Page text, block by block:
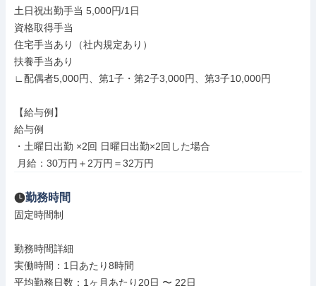
土日祝出勤手当 5,000円/1日
資格取得手当
住宅手当あり（社内規定あり）
扶養手当あり
∟配偶者5,000円、第1子・第2子3,000円、第3子10,000円
【給与例】
給与例
・土曜日出勤 ×2回 日曜日出勤×2回した場合
月給：30万円＋2万円＝32万円
勤務時間
固定時間制
勤務時間詳細
実働時間：1日あたり8時間
平均勤務日数：1ヶ月あたり20日 〜 22日